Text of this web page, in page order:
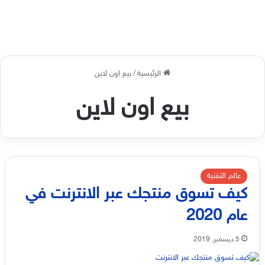
الرئيسية/ بيع اون لاين
بيع اون لاين
عالم التقنية
كيف تسوق منتجك عبر الانترنت في
عام 2020
5 ديسمبر, 2019